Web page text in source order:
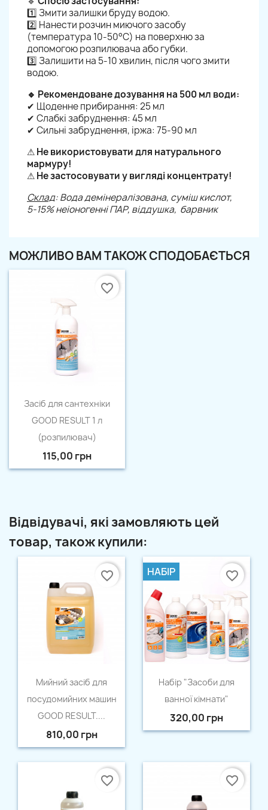
1️⃣ Змити залишки бруду водою.
2️⃣ Нанести розчин миючого засобу
(температура 10-50°C) на поверхню за
допомогою розпилювача або губки.
3️⃣ Залишити на 5-10 хвилин, після чого змити
водою.
🔹 Рекомендоване дозування на 500 мл води:
✔ Щоденне прибирання: 25 мл
✔ Слабкі забруднення: 45 мл
✔ Сильні забруднення, іржа: 75-90 мл
⚠Не використовувати для натурального
мармуру!
⚠Не застосовувати у вигляді концентрату!
Склад: Вода демінералізована, суміш кислот,
5-15% неіоногенні ПАР, віддушка, барвник
МОЖЛИВО ВАМ ТАКОЖ СПОДОБАЄТЬСЯ
Швидкий перегляд
Засіб для сантехніки
GOOD RESULT 1 л
(розпилювач)
115,00 грн
favorite_border
Відвідувачі, які замовляють цей
товар, також купили:
Швидкий перегляд
Мийний засіб для
посудомийних машин
GOOD RESULT....
810,00 грн
favorite_border
Швидкий перегляд
Набір "Засоби для
ванної кімнати"
320,00 грн
НАБІР favorite_border
favorite_border favorite_border